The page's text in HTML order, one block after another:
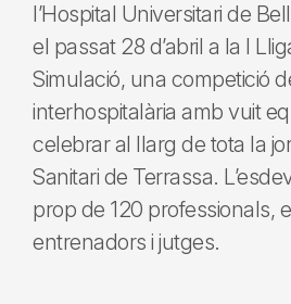
l’Hospital Universitari de
el passat 28 d’abril a la I
Simulació, una competició
interhospitalària amb vuit
celebrar al llarg de tota la
Sanitari de Terrassa.
prop de 120 professionals,
entrenadors i jutges.